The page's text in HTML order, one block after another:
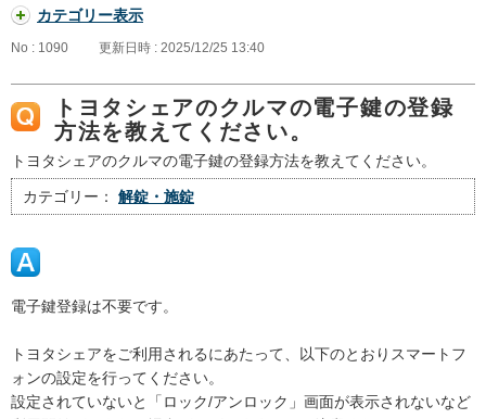
カテゴリー表示
No : 1090 更新日時 : 2025/12/25 13:40
トヨタシェアのクルマの電子鍵の登録
方法を教えてください。
トヨタシェアのクルマの電子鍵の登録方法を教えてください。
カテゴリー： 解錠・施錠
電子鍵登録は不要です。
トヨタシェアをご利用されるにあたって、以下のとおりスマートフ
ォンの設定を行ってください。
設定されていないと「ロック/アンロック」画面が表示されないなど